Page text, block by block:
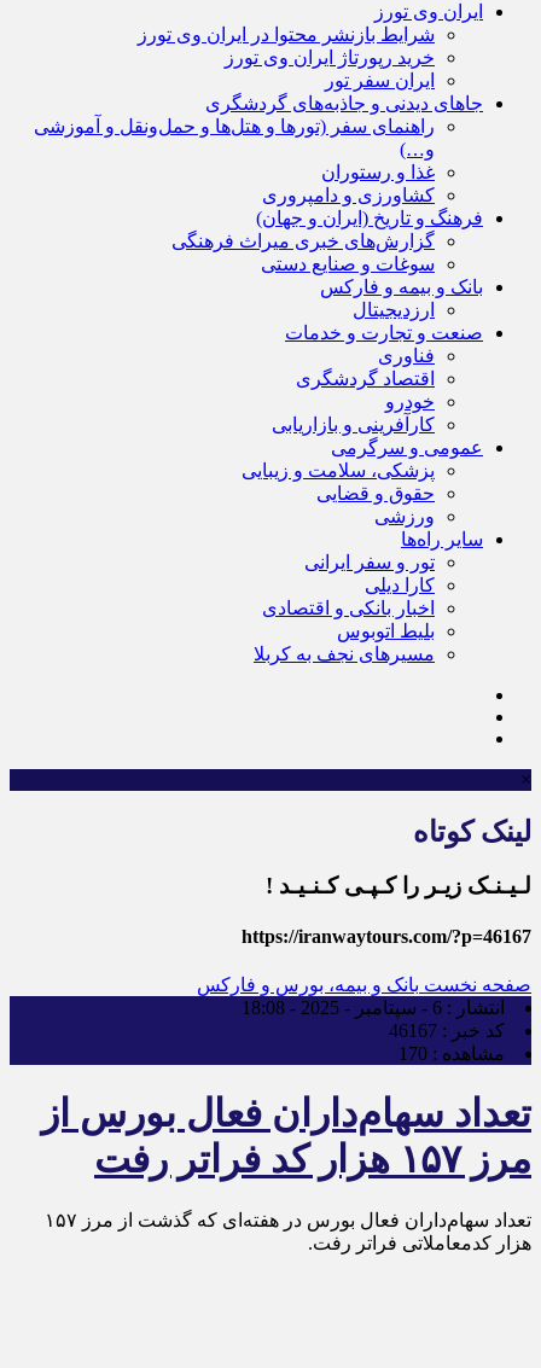
ایران وی تورز
شرایط بازنشر محتوا در ایران وی تورز
خرید رپورتاژ ایران وی تورز
ایران سفر تور
جاهای دیدنی و جاذبه‌های گردشگری
راهنمای سفر (تورها و هتل‌ها و حمل‌و‌نقل و آموزشی
و…)
غذا و رستوران
کشاورزی و دامپروری
فرهنگ و تاریخ (ایران و جهان)
گزارش‌های خبری میراث فرهنگی
سوغات و صنایع دستی
بانک و بیمه و فارکس
ارزدیجیتال
صنعت و تجارت و خدمات
فناوری
اقتصاد گردشگری
خودرو
کارآفرینی و بازاریابی
عمومی و سرگرمی
پزشکی، سلامت و زیبایی
حقوق و قضایی
ورزشی
سایر راه‌ها
تور و سفر ایرانی
کارا دیلی
اخبار بانکی و اقتصادی
بلیط اتوبوس
مسیرهای نجف به کربلا
×
لینک کوتاه
لـیـنـک زیـر را کـپـی کـنـیـد !
https://iranwaytours.com/?p=46167
صفحه نخست بانک و بیمه، بورس و فارکس
انتشار : 6 - سپتامبر - 2025 - 18:08
کد خبر : 46167
مشاهده : 170
تعداد سهام‌داران فعال بورس از
مرز ۱۵۷ هزار کد فراتر رفت
تعداد سهام‌داران فعال بورس در هفته‌ای که گذشت از مرز ۱۵۷
هزار کدمعاملاتی فراتر رفت.